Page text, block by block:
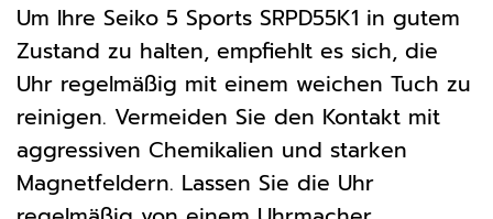
Um Ihre Seiko 5 Sports SRPD55K1 in gutem
Zustand zu halten, empfiehlt es sich, die
Uhr regelmäßig mit einem weichen Tuch zu
reinigen. Vermeiden Sie den Kontakt mit
aggressiven Chemikalien und starken
Magnetfeldern. Lassen Sie die Uhr